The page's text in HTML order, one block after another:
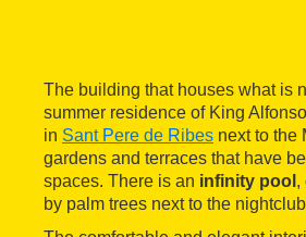
The building that houses what is
summer residence of King
in Sant Pere de Ribes next to the
gardens and terraces that have
spaces. There is an infinity pool ,
by palm trees next to the